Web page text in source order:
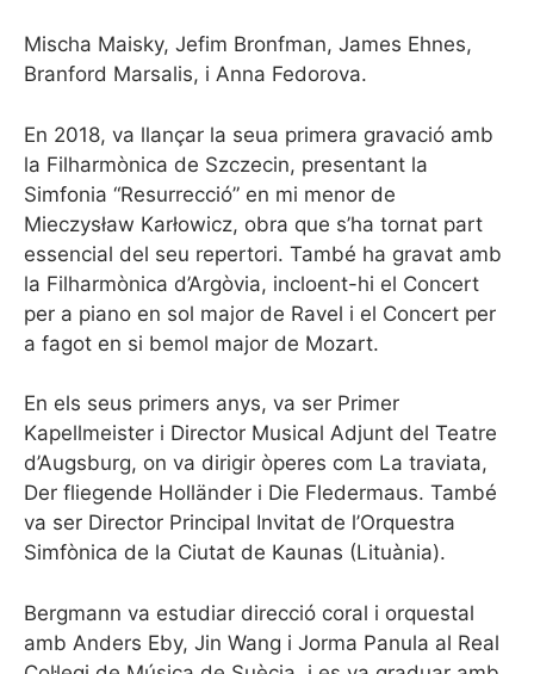
Mischa Maisky, Jefim Bronfman, James Ehnes,
Branford Marsalis, i Anna Fedorova.
En 2018, va llançar la seua primera gravació amb
la Filharmònica de Szczecin, presentant la
Simfonia “Resurrecció” en mi menor de
Mieczysław Karłowicz, obra que s’ha tornat part
essencial del seu repertori. També ha gravat amb
la Filharmònica d’Argòvia, incloent-hi el Concert
per a piano en sol major de Ravel i el Concert per
a fagot en si bemol major de Mozart.
En els seus primers anys, va ser Primer
Kapellmeister i Director Musical Adjunt del Teatre
d’Augsburg, on va dirigir òperes com La traviata,
Der fliegende Holländer i Die Fledermaus. També
va ser Director Principal Invitat de l’Orquestra
Simfònica de la Ciutat de Kaunas (Lituània).
Bergmann va estudiar direcció coral i orquestal
amb Anders Eby, Jin Wang i Jorma Panula al Real